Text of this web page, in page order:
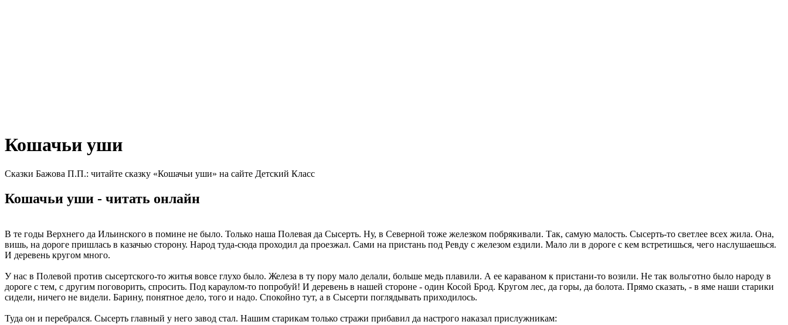
Кошачьи уши
Сказки Бажова П.П.: читайте сказку «Кошачьи уши» на сайте Детский Класс
Кошачьи уши - читать онлайн
В те годы Верхнего да Ильинского в помине не было. Только наша Полевая да Сысерть. Ну, в Северной тоже железком побрякивали. Так, самую малость. Сысерть-то светлее всех жила. Она,
вишь, на дороге пришлась в казачью сторону. Народ туда-сюда проходил да проезжал. Сами на пристань под Ревду с железом ездили. Мало ли в дороге с кем встретишься, чего наслушаешься.
И деревень кругом много.
У нас в Полевой против сысертского-то житья вовсе глухо было. Железа в ту пору мало делали, больше медь плавили. А ее караваном к пристани-то возили. Не так вольготно было народу в
дороге с тем, с другим поговорить, спросить. Под караулом-то попробуй! И деревень в нашей стороне - один Косой Брод. Кругом лес, да горы, да болота. Прямо сказать, - в яме наши старики
сидели, ничего не видели. Барину, понятное дело, того и надо. Спокойно тут, а в Сысерти поглядывать приходилось.
Туда он и перебрался. Сысерть главный у него завод стал. Нашим старикам только стражи прибавил да настрого наказал прислужникам: